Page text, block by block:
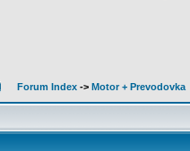
Forum Index -> Motor + Prevodovka